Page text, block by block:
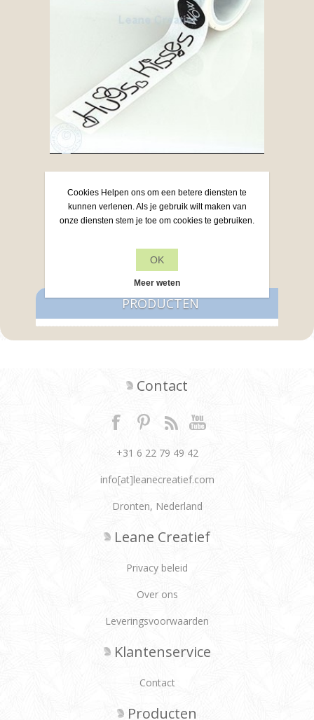
5m.
Artikelnr: 61.7170
PRODUCTEN
Contact
+31 6 22 79 49 42
info[at]leanecreatief.com
Dronten, Nederland
Leane Creatief
Privacy beleid
Over ons
Leveringsvoorwaarden
Klantenservice
Contact
Producten
Cookies Helpen ons om een betere diensten te
kunnen verlenen. Als je gebruik wilt maken van
onze diensten stem je toe om cookies te gebruiken.
OK
Meer weten